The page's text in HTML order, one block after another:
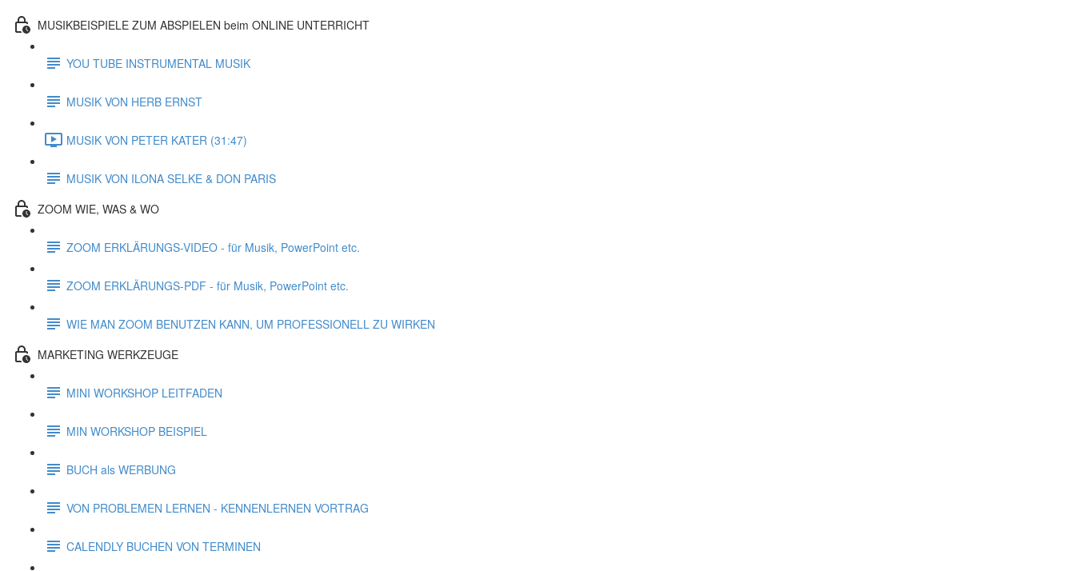
MUSIKBEISPIELE ZUM ABSPIELEN beim ONLINE UNTERRICHT
YOU TUBE INSTRUMENTAL MUSIK
MUSIK VON HERB ERNST
MUSIK VON PETER KATER (31:47)
MUSIK VON ILONA SELKE & DON PARIS
ZOOM WIE, WAS & WO
ZOOM ERKLÄRUNGS-VIDEO - für Musik, PowerPoint etc.
ZOOM ERKLÄRUNGS-PDF - für Musik, PowerPoint etc.
WIE MAN ZOOM BENUTZEN KANN, UM PROFESSIONELL ZU WIRKEN
MARKETING WERKZEUGE
MINI WORKSHOP LEITFADEN
MIN WORKSHOP BEISPIEL
BUCH als WERBUNG
VON PROBLEMEN LERNEN - KENNENLERNEN VORTRAG
CALENDLY BUCHEN VON TERMINEN